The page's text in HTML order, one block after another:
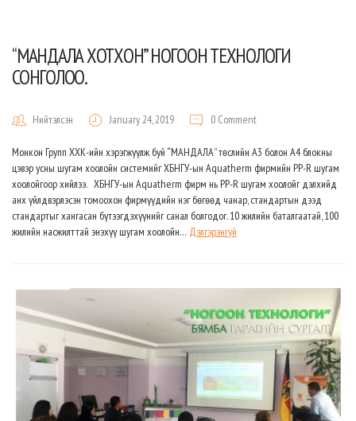
“МАНДАЛА ХОТХОН” НОГООН ТЕХНОЛОГИ
СОНГОЛОО.
Нийтэлсэн January 24, 2019 0 Comment
Монкон Групп ХХК-ийн хэрэгжүүлж буй “МАНДАЛА” төслийн А3 болон А4 блокны
цэвэр усны шугам хоолойн системийг ХБНГУ-ын Aquatherm фирмийн PP-R шугам
хоолойгоор хийлээ. ХБНГУ-ын Aquatherm фирм нь PP-R шугам хоолойг дэлхийд
анх үйлдвэрлэсэн томоохон фирмүүдийн нэг бөгөөд чанар, стандартын дээд
стандартыг хангасан бүтээгдэхүүнийг санал болгодог. 10 жилийн баталгаатай, 100
жилийн насжилттай энэхүү шугам хоолойн… Дэлгэрэнгүй